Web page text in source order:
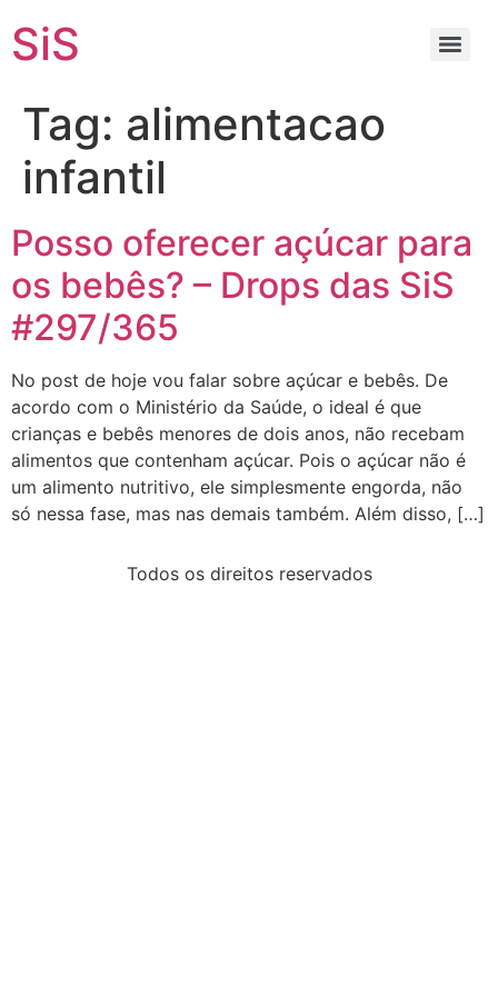
SiS
Tag: alimentacao
infantil
Posso oferecer açúcar para
os bebês? – Drops das SiS
#297/365
No post de hoje vou falar sobre açúcar e bebês. De
acordo com o Ministério da Saúde, o ideal é que
crianças e bebês menores de dois anos, não recebam
alimentos que contenham açúcar. Pois o açúcar não é
um alimento nutritivo, ele simplesmente engorda, não
só nessa fase, mas nas demais também. Além disso, […]
Todos os direitos reservados